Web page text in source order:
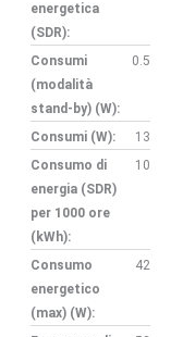
energetica
(SDR):
Consumi
(modalità
stand-by) (W):
0.5
Consumi (W):
13
Consumo di
energia (SDR)
per 1000 ore
(kWh):
10
Consumo
energetico
(max) (W):
42